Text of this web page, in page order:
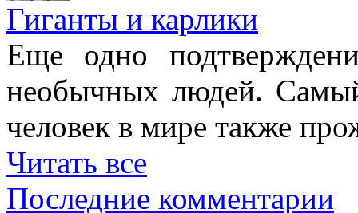
Гиганты и карлики
Еще одно
необычных людей.
человек в мире также
Читать все
Последние комментарии